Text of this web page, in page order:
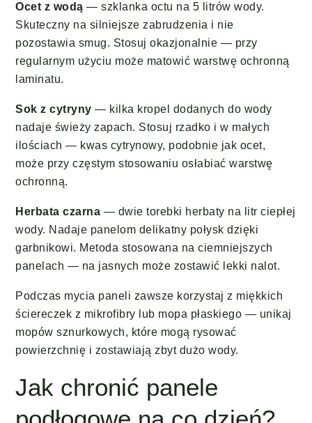
Ocet z wodą — szklanka octu na 5 litrów wody.
Skuteczny na silniejsze zabrudzenia i nie
pozostawia smug. Stosuj okazjonalnie — przy
regularnym użyciu może matowić warstwę ochronną
laminatu.
Sok z cytryny — kilka kropel dodanych do wody
nadaje świeży zapach. Stosuj rzadko i w małych
ilościach — kwas cytrynowy, podobnie jak ocet,
może przy częstym stosowaniu osłabiać warstwę
ochronną.
Herbata czarna — dwie torebki herbaty na litr ciepłej
wody. Nadaje panelom delikatny połysk dzięki
garbnikowi. Metoda stosowana na ciemniejszych
panelach — na jasnych może zostawić lekki nalot.
Podczas mycia paneli zawsze korzystaj z miękkich
ściereczek z mikrofibry lub mopa płaskiego — unikaj
mopów sznurkowych, które mogą rysować
powierzchnię i zostawiają zbyt dużo wody.
Jak chronić panele